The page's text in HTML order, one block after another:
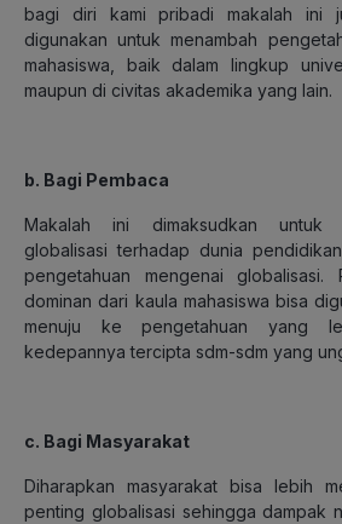
bagi diri kami pribadi makalah ini
digunakan untuk menambah
mahasiswa, baik dalam lingkup
maupun di civitas akademika yang lain.
b. Bagi Pembaca
Makalah ini dimaksudkan untuk
globalisasi terhadap dunia
pengetahuan mengenai
dominan dari kaula mahasiswa bisa
menuju ke pengetahuan yang
kedepannya tercipta sdm-sdm yang
c. Bagi Masyarakat
Diharapkan masyarakat bisa lebih
penting globalisasi sehingga dampak